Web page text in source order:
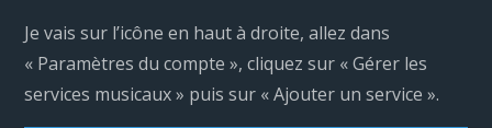
Je vais sur l’icône en haut à droite, allez dans
« Paramètres du compte », cliquez sur « Gérer les
services musicaux » puis sur « Ajouter un service ».